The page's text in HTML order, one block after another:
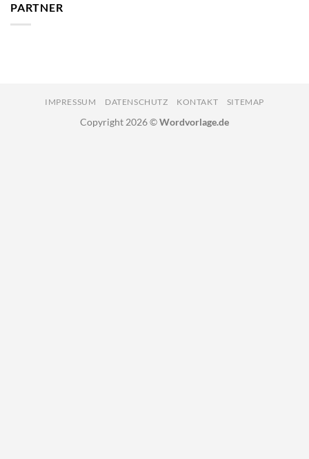
PARTNER
IMPRESSUM DATENSCHUTZ KONTAKT SITEMAP
Copyright 2026 ©Wordvorlage.de